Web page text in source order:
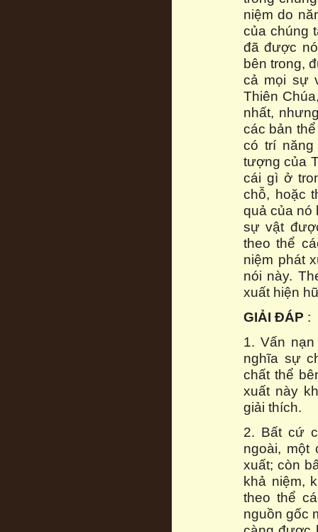
niệm do
của chúng
đã được
bên trong,
cả mọi sự
Thiên
nhất,
các bản
có trí
tượng của
cái gì ở
chỗ, hoặc
quả của nó
sự vật
theo thể
niệm phát
nói này.
xuất hiện
GIẢI ĐÁP :
1. Vấn
nghĩa sự
chất thể
xuất này
giải thích.
2. Bất cứ
ngoài, một
xuất; còn
khả niệm,
theo thể
nguồn gốc